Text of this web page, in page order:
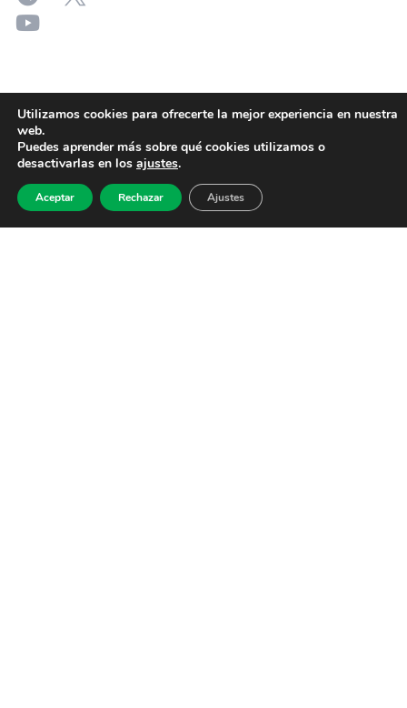
Utilizamos cookies para ofrecerte la mejor experiencia en nuestra
web.
Puedes aprender más sobre qué cookies utilizamos o
desactivarlas en los ajustes.
Aceptar Rechazar Ajustes